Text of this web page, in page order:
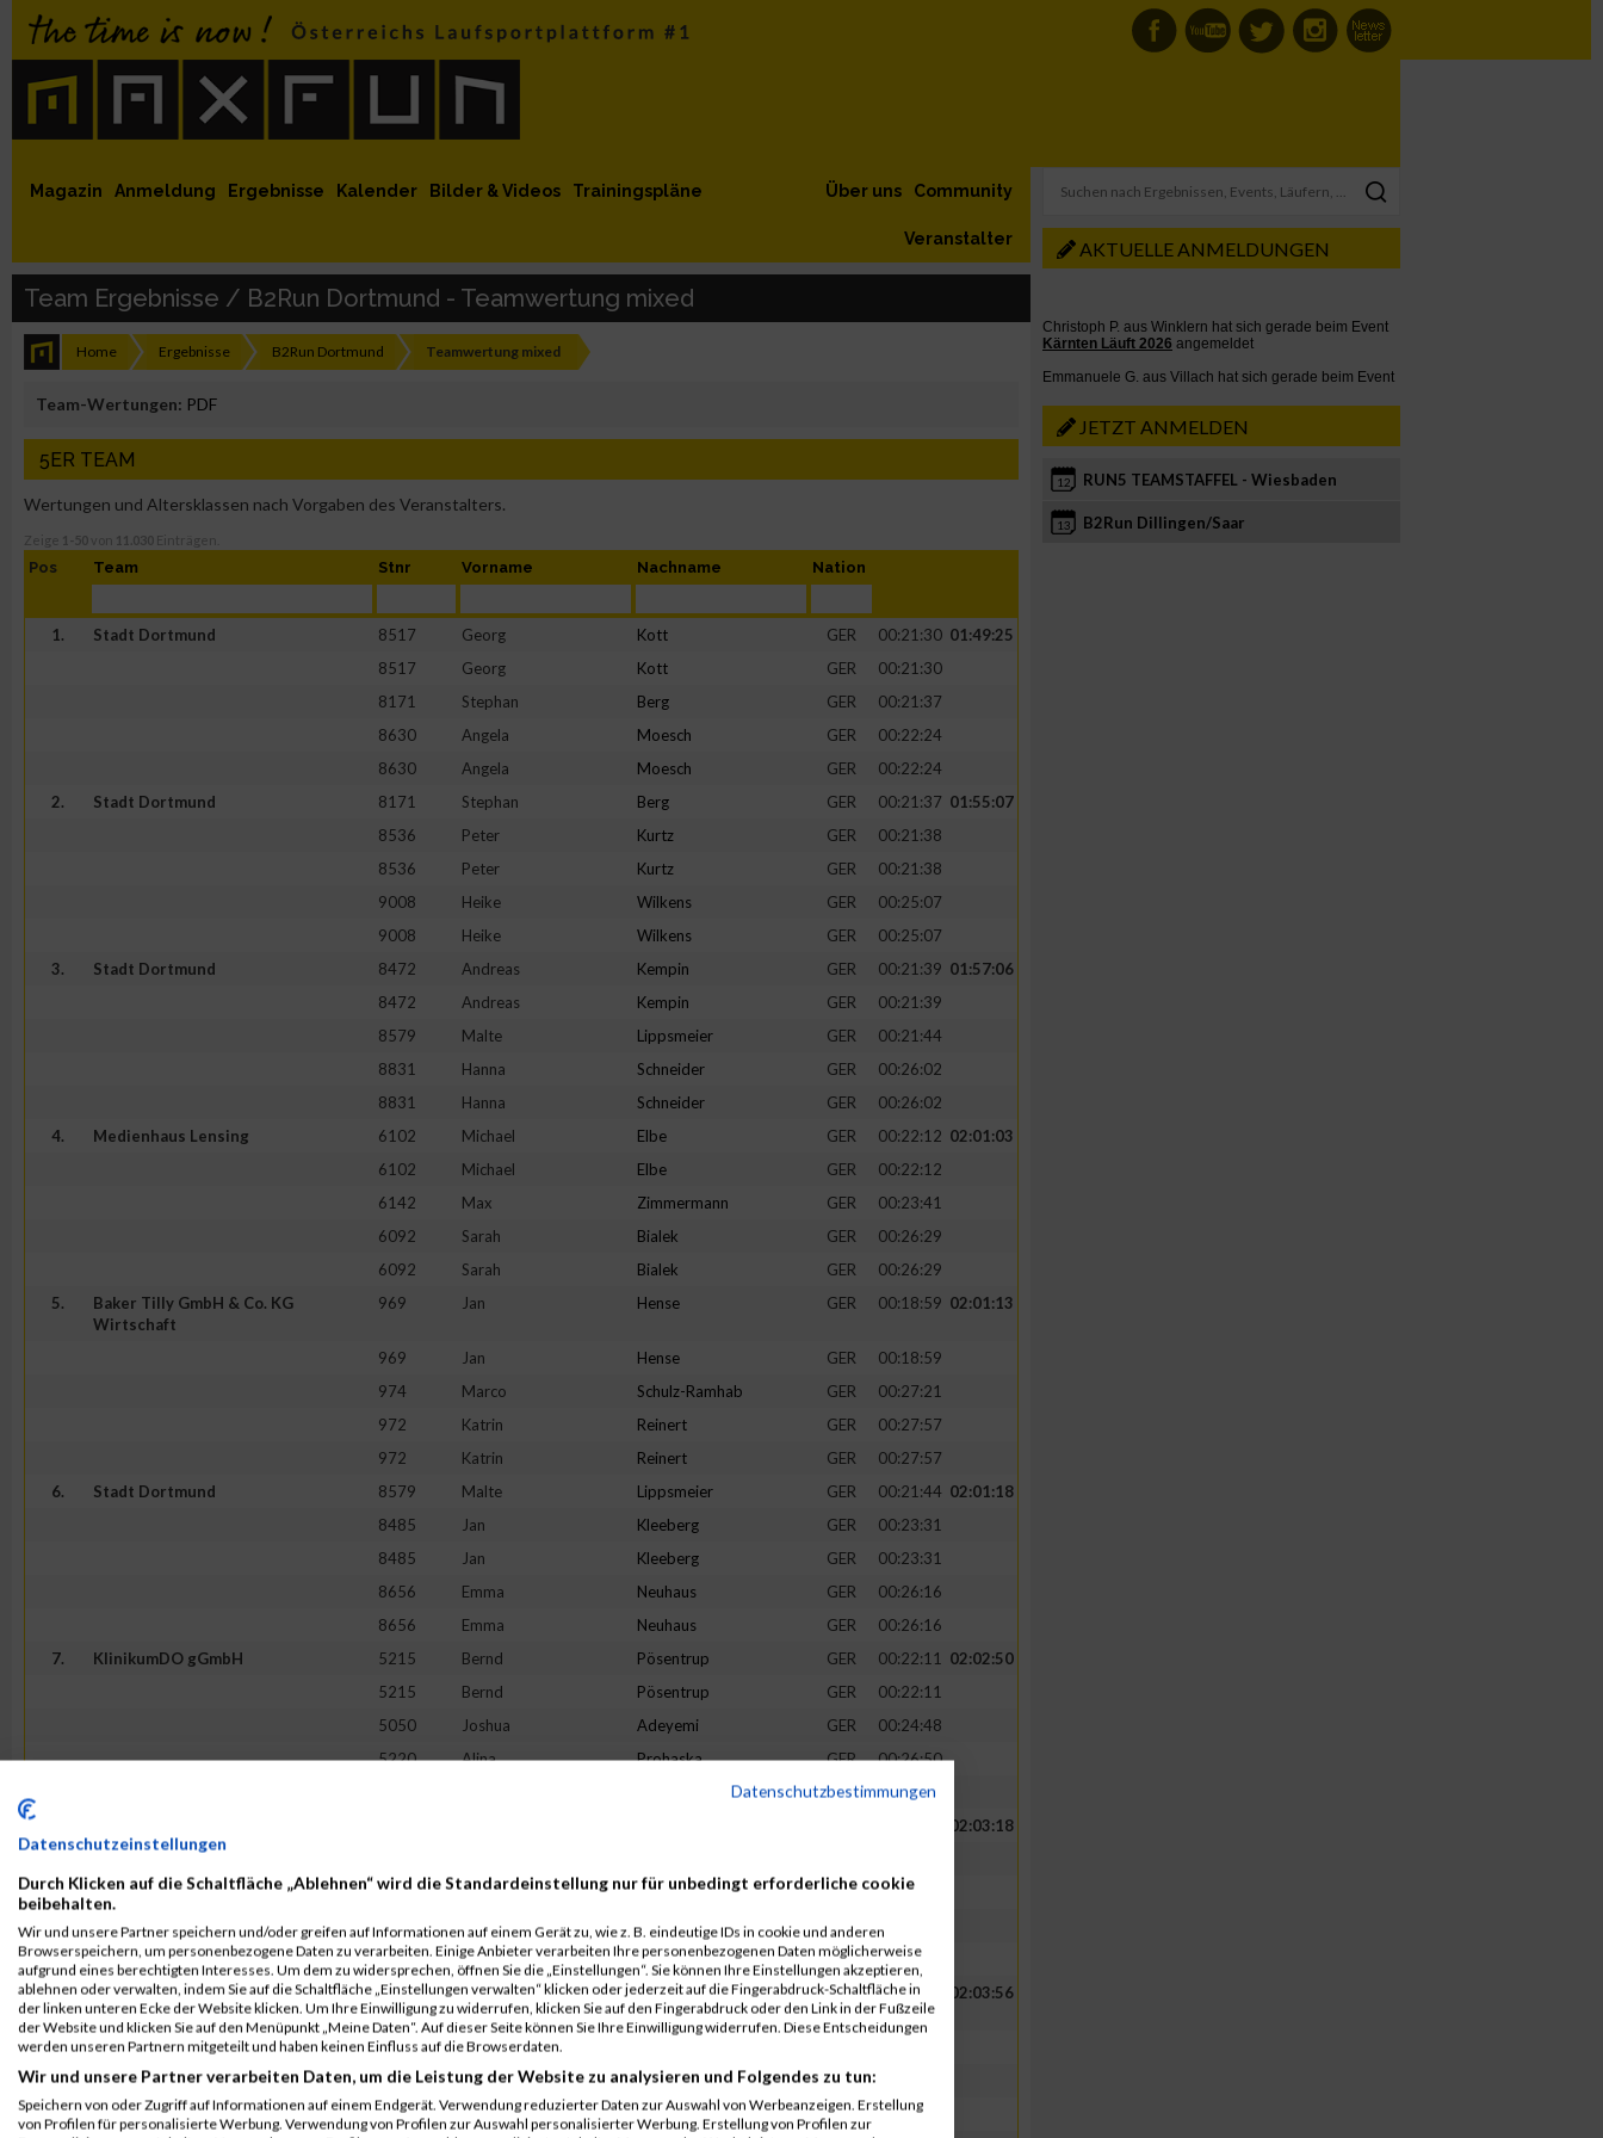
MaxFun Newsletter abonnieren
MaxFun auf Instagram
MaxFun auf Twitter
auf Youtube
auf Facebook
Magazin Anmeldung Ergebnisse Kalender Bilder & Videos Trainingspläne Community
Über uns
Veranstalter
Team Ergebnisse / B2Run Dortmund - Teamwertung mixed
Home Ergebnisse B2Run Dortmund Teamwertung mixed
Team-Wertungen: PDF
5ER TEAM
Wertungen und Altersklassen nach Vorgaben des Veranstalters.
Zeige 1-50 von 11.030 Einträgen.
Pos Team Stnr Vorname Nachname Nation
1. Stadt Dortmund 8517 Georg Kott GER 00:21:30 01:49:25
8517
Georg Kott GER
00:21:30
8171
Stephan Berg GER
00:21:37
8630
Angela Moesch GER
00:22:24
8630
Angela Moesch GER
00:22:24
2.
Stadt Dortmund 8171 Stephan Berg GER 00:21:37 01:55:07
8536
Peter Kurtz GER
00:21:38
8536
Peter Kurtz GER
00:21:38
9008
Heike Wilkens GER
00:25:07
9008
Heike Wilkens GER
00:25:07
3.
Stadt Dortmund 8472 Andreas Kempin GER 00:21:39 01:57:06
8472
Andreas Kempin GER
00:21:39
8579
Malte Lippsmeier GER
00:21:44
8831
Hanna Schneider GER
00:26:02
8831
Hanna Schneider GER
00:26:02
4.
Medienhaus Lensing 6102 Michael Elbe GER 00:22:12 02:01:03
6102
Michael Elbe GER
00:22:12
6142
Max Zimmermann GER
00:23:41
6092
Sarah Bialek GER
00:26:29
6092
Sarah Bialek GER
00:26:29
5.
Baker Tilly GmbH & Co. KG
Wirtschaft
969 Jan Hense GER 00:18:59 02:01:13
969 Jan Hense GER
00:18:59
974
Marco Schulz-Ramhab GER
00:27:21
972
Katrin Reinert GER
00:27:57
972
Katrin Reinert GER
00:27:57
6.
Stadt Dortmund 8579 Malte Lippsmeier GER 00:21:44 02:01:18
8485
Jan Kleeberg GER
00:23:31
8485
Jan Kleeberg GER
00:23:31
8656
Emma Neuhaus GER
00:26:16
8656
Emma Neuhaus GER
00:26:16
7.
KlinikumDO gGmbH 5215 Bernd Pösentrup GER 00:22:11
02:02:50
5215
Bernd Pösentrup GER
00:22:11
5050
Joshua Adeyemi GER
00:24:48
5220
Alina Prohaska GER
00:26:50
GER
00:26:50
02:03:18
2130
Niels Niemeyer GER
00:24:32
2150
Vanessa Wirtz GER
00:26:50
2150
Vanessa Wirtz GER
00:26:50
9.
Borussia Dortmund GmbH & Co.
KGaA
1144 Hauke Pahl GER 00:22:15 02:03:56
1144 Hauke
1170
Martin Weissner GER
1131
Thea Hoffmeister GER
00:28:21
AKTUELLE ANMELDUNGEN
JETZT ANMELDEN
12 RUN5 TEAMSTAFFEL - Wiesbaden
13 B2Run Dillingen/Saar
Datenschutzbestimmungen
Datenschutzeinstellungen
Durch Klicken auf die Schaltfläche „Ablehnen“ wird die Standardeinstellung nur für unbedingt erforderliche cookie
beibehalten.
Wir und unsere Partner speichern und/oder greifen auf Informationen auf einem Gerät zu, wie z. B. eindeutige IDs in cookie und anderen
Browserspeichern, um personenbezogene Daten zu verarbeiten. Einige Anbieter verarbeiten Ihre personenbezogenen Daten möglicherweise
aufgrund eines berechtigten Interesses. Um dem zu widersprechen, öffnen Sie die „Einstellungen“. Sie können Ihre Einstellungen akzeptieren,
ablehnen oder verwalten, indem Sie auf die Schaltfläche „Einstellungen verwalten“ klicken oder jederzeit auf die Fingerabdruck-Schaltfläche in
der linken unteren Ecke der Website klicken. Um Ihre Einwilligung zu widerrufen, klicken Sie auf den Fingerabdruck oder den Link in der Fußzeile
der Website und klicken Sie auf den Menüpunkt „Meine Daten“. Auf dieser Seite können Sie Ihre Einwilligung widerrufen. Diese Entscheidungen
werden unseren Partnern mitgeteilt und haben keinen Einfluss auf die Browserdaten.
Wir und unsere Partner verarbeiten Daten, um die Leistung der Website zu analysieren und Folgendes zu tun:
Speichern von oder Zugriff auf Informationen auf einem Endgerät. Verwendung reduzierter Daten zur Auswahl von Werbeanzeigen. Erstellung
von Profilen für personalisierte Werbung. Verwendung von Profilen zur Auswahl personalisierter Werbung. Erstellung von Profilen zur